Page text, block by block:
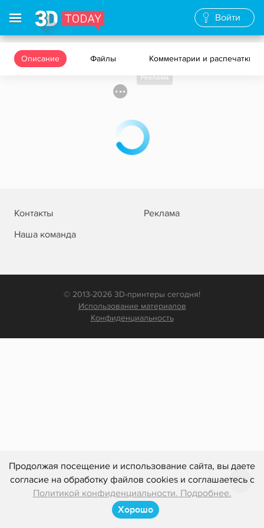
Продолжая посещение и использование сайта, вы даете
согласие на обработку файлов cookies и соглашаетесь с
Политикой конфиденциальности. Подробнее.
Хорошо
Войти
Описание Файлы Комментарии и распечатки
Реклама
Контакты
Реклама
Наша команда
© 2013-2026 3D-принтеры сегодня!
Использование материалов
Конфиденциальность